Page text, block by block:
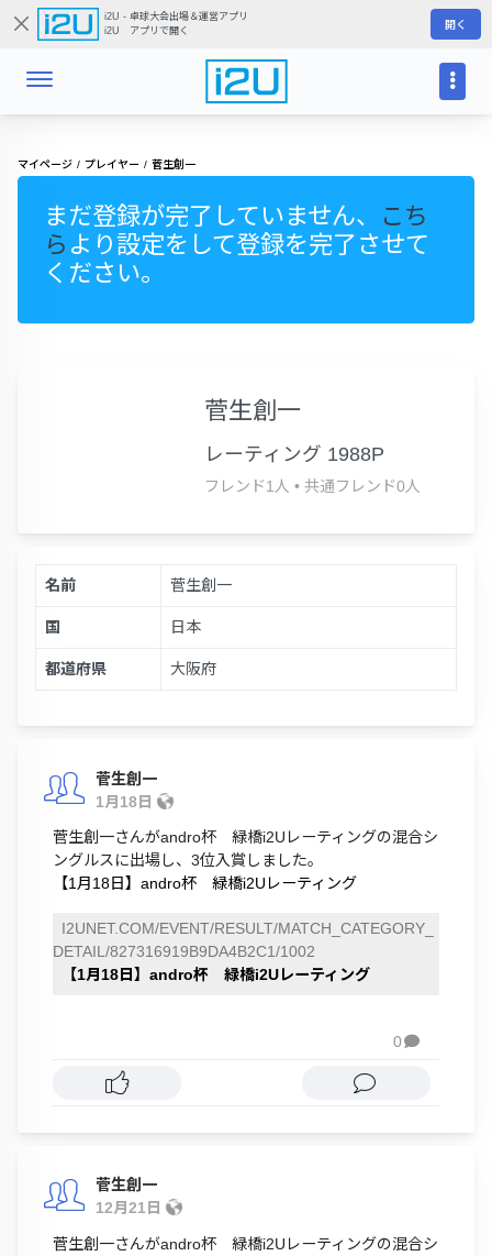
i2U - 卓球大会出場＆運営アプリ
i2U アプリで開く
開く
マイページ プレイヤー 菅生創一
まだ登録が完了していません、
こち
ら より設定をして登録を完了させて
ください。
菅生創一
レーティング 1988P
フレンド1人 • 共通フレンド0人
名前 菅生創一
国 日本
都道府県 大阪府
菅生創一
1月18日
菅生創一さんがandro杯 緑橋i2Uレーティングの混合シ
ングルスに出場し、3位入賞しました。
【1月18日】andro杯 緑橋i2Uレーティング
I2UNET.COM/EVENT/RESULT/MATCH_CATEGORY_
DETAIL/827316919B9DA4B2C1/1002
【1月18日】andro杯 緑橋i2Uレーティング
0
菅生創一
12月21日
菅生創一さんがandro杯 緑橋i2Uレーティングの混合シ